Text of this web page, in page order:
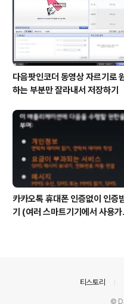
다음팟인코더 동영상 자르기로
하는 부분만 잘라내서 저장하기
카카오톡 휴대폰 인증없이 인증
기 (여러 스마트기기에서 사용가
티스토리
©